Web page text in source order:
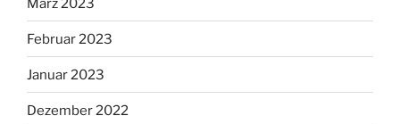
März 2023
Februar 2023
Januar 2023
Dezember 2022